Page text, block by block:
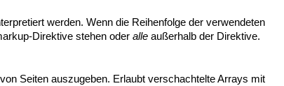
werden. Wenn die Reihenfolge der verwendeten
Direktive stehen oder alle außerhalb der Direktive.
Seiten auszugeben. Erlaubt verschachtelte Arrays mit